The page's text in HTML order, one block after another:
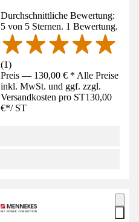
Durchschnittliche Bewertung:
5 von 5 Sternen. 1 Bewertung.
(1)
Preis — 130,00 € * Alle Preise
inkl. MwSt. und ggf. zzgl.
Versandkosten pro ST130,00
€*/ ST